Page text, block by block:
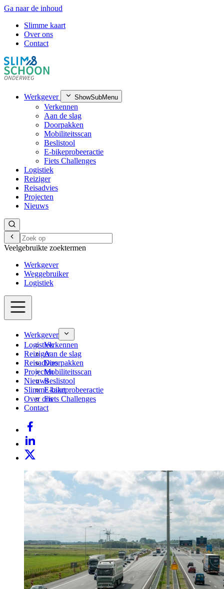
Ga naar de inhoud
Slimme kaart
Over ons
Contact
Werkgever ShowSubMenu
Verkennen
Aan de slag
Doorpakken
Mobiliteitsscan
Beslistool
E-bikeprobeeractie
Fiets Challenges
Logistiek
Reiziger
Reisadvies
Projecten
Nieuws
Veelgebruikte zoektermen
Werkgever
Weggebruiker
Logistiek
Werkgever
Verkennen
Aan de slag
Doorpakken
Mobiliteitsscan
Beslistool
E-bikeprobeeractie
Fiets Challenges
Logistiek
Reiziger
Reisadvies
Projecten
Nieuws
Slimme kaart
Over ons
Contact